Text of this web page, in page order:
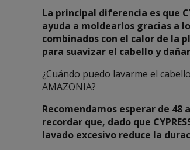
La principal diferencia es que
ayuda a moldearlos gracias a
combinados con el calor de la
para suavizar el cabello y
¿Cuándo puedo lavarme el
AMAZONIA?
Recomendamos esperar de
recordar que, dado que
lavado excesivo reduce la